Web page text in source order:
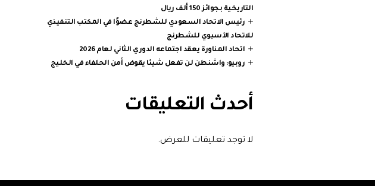
التاريخية بجوائز 150 ألف ريال
رئيس الاتحاد السعودي للشطرنج عضوًا في المكتب التنفيذي
للاتحاد الآسيوي للشطرنج
اتحاد المناورة يعقد اجتماعه الدوري الثاني لعام 2026
روبيو: واشنطن لن تفعل شيئا يقوض أمن الحلفاء في الخليج
أحدث التعليقات
لا توجد تعليقات للعرض.